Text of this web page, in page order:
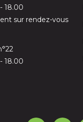
18.00
sur rendez-vous
18.00